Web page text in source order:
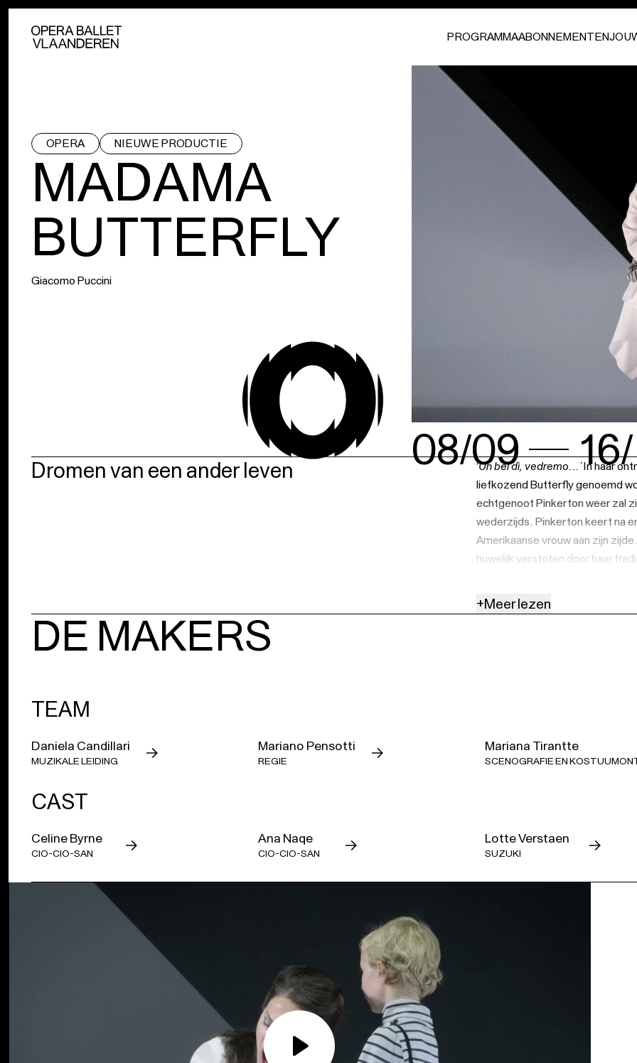
PROGRAMMAABONNEMENTEN
OPERA NIEUWE PRODUCTIE
MADAMA
BUTTERFLY
Giacomo Puccini
08/09
Dromen van een ander leven ‘Un bel dì, vedremo…’In haar
liefkozend Butterfly genoemd
echtgenoot Pinkerton weer zal
wederzijds. Pinkerton keert na
Amerikaanse vrouw aan zijn
huwelijk verstoten door haar
het einde van de 19e eeuw
Westen. Giacomo Puccini liet
in Europa gepercipieerd werd
ca. 3u, inclusief pauze
productie van Opéra
het thema zelfdoding. Denk
+Meer lezen
DE MAKERS
TEAM
Daniela Candillari
MUZIKALE LEIDING
Mariano Pensotti
REGIE
Mariana Tirantte
SCENOGRAFIE EN
CAST
Celine Byrne
CIO-CIO-SAN
Ana Naqe
CIO-CIO-SAN
Lotte Verstaen
SUZUKI
Play